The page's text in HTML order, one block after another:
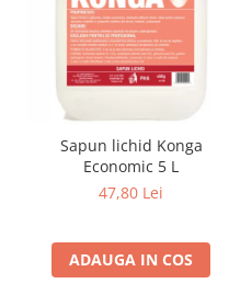
Sapun lichid Konga
Economic 5 L
47,80 Lei
ADAUGA IN COS